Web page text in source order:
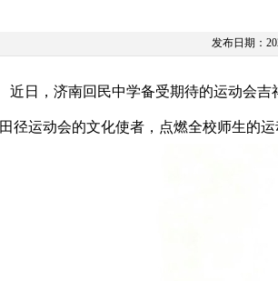
发布日期：
近日，济南回民中学备受期待的运动会吉
田径运动会的文化使者，点燃全校师生的